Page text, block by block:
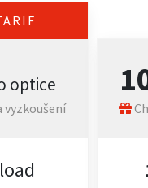
optice
vyzkoušení